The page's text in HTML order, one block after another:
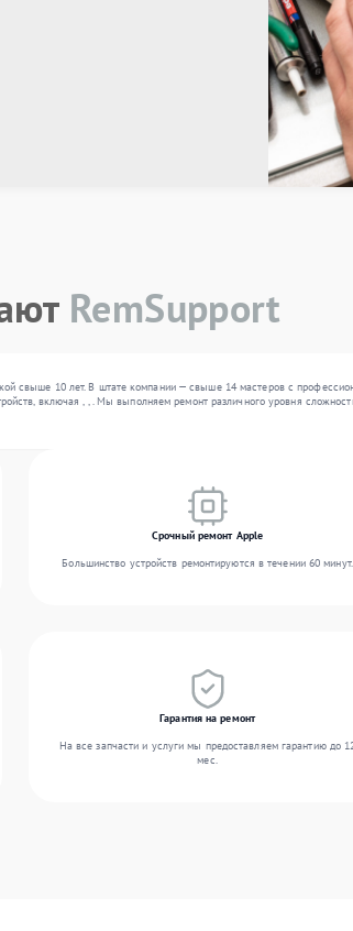
RemSupport
свыше 10 лет. В штате компании — свыше 14 мастеров с
включая , , . Мы выполняем ремонт различного уровня
Срочный ремонт Apple
Большинство устройств ремонтируются в течении 60 минут.
Гарантия на ремонт
На все запчасти и услуги мы предоставляем гарантию до
мес.